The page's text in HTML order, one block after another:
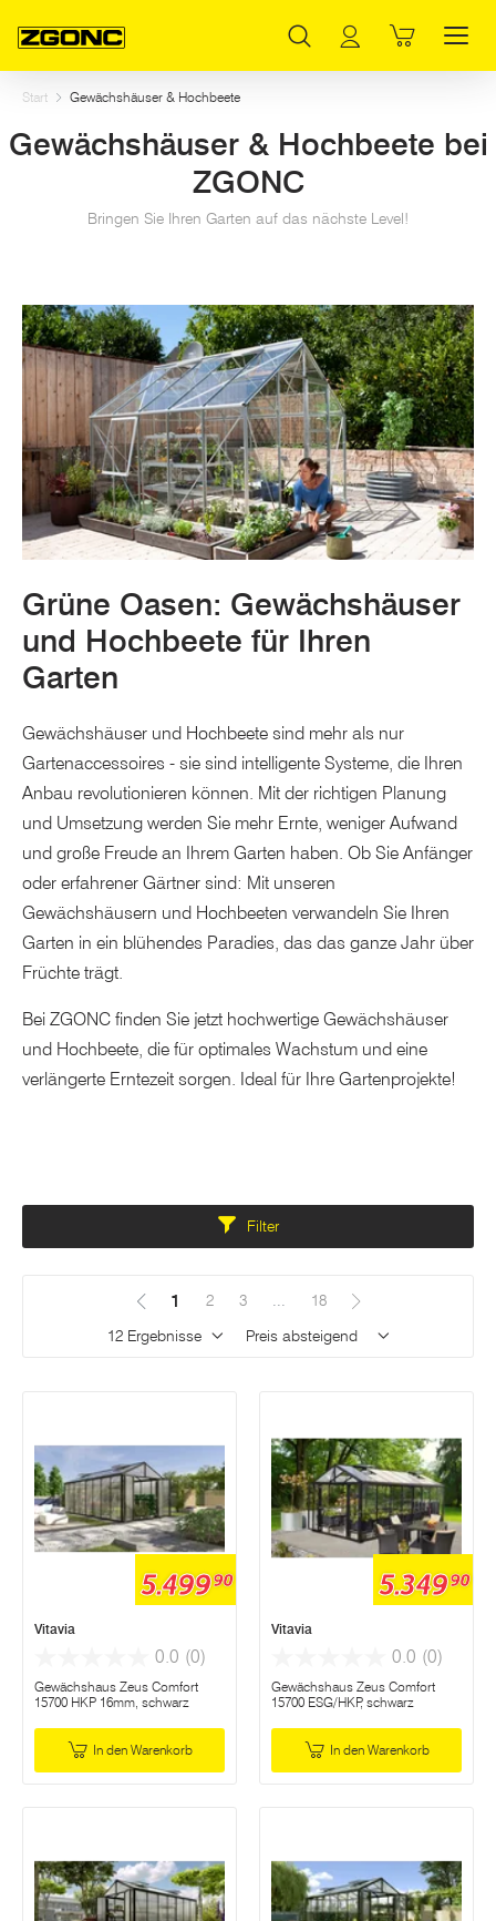
Start Gewächshäuser & Hochbeete
Gewächshäuser & Hochbeete bei
ZGONC
Bringen Sie Ihren Garten auf das nächste Level!
Grüne Oasen: Gewächshäuser
und Hochbeete für Ihren
Garten
Gewächshäuser und Hochbeete sind mehr als nur
Gartenaccessoires - sie sind intelligente Systeme, die Ihren
Anbau revolutionieren können. Mit der richtigen Planung
und Umsetzung werden Sie mehr Ernte, weniger Aufwand
und große Freude an Ihrem Garten haben. Ob Sie Anfänger
oder erfahrener Gärtner sind: Mit unseren
Gewächshäusern und Hochbeeten verwandeln Sie Ihren
Garten in ein blühendes Paradies, das das ganze Jahr über
Früchte trägt.
Bei ZGONC finden Sie jetzt hochwertige Gewächshäuser
und Hochbeete, die für optimales Wachstum und eine
verlängerte Erntezeit sorgen. Ideal für Ihre Gartenprojekte!
Filter
1 (Aktuell)
2 3 18
Ergebnisse pro Seite Sortieren
5.49990
Vitavia
0.0 (0)
Gewächshaus Zeus Comfort
15700 HKP 16mm, schwarz
In den Warenkorb
5.34990
Vitavia
0.0 (0)
Gewächshaus Zeus Comfort
15700 ESG/HKP, schwarz
In den Warenkorb